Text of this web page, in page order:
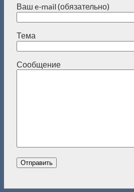
Ваш e-mail (обязательно)
Тема
Сообщение